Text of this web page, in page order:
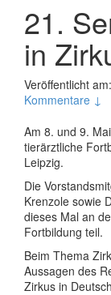
21.
in
Veröffentlicht am:
Kommentare ↓
Am 8. und 9.
tierärztliche
Leipzig.
Die
Krenzole sowie
dieses Mal an
Fortbildung teil.
Beim Thema
Aussagen des
Zirkus in